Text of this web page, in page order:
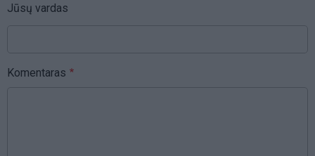
Jūsų vardas
Komentaras